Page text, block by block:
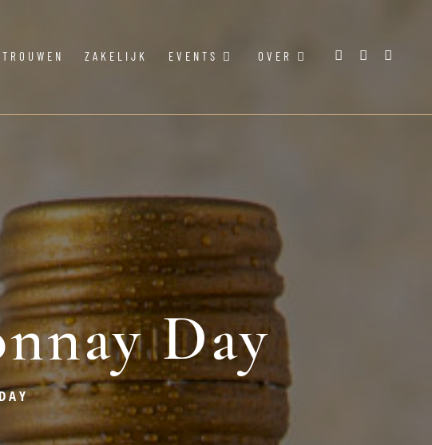
TROUWEN ZAKELIJK EVENTS OVER
Day